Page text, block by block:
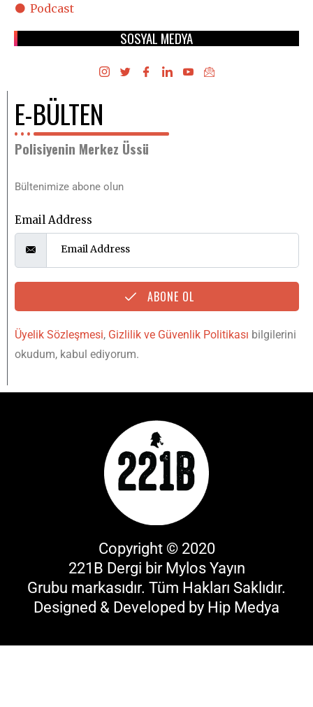
Podcast
SOSYAL MEDYA
E-BÜLTEN
Polisiyenin Merkez Üssü
Bültenimize abone olun
Email Address
ABONE OL
Üyelik Sözleşmesi, Gizlilik ve Güvenlik Politikası bilgilerini
okudum, kabul ediyorum.
Copyright © 2020
221B Dergi bir Mylos Yayın
Grubu markasıdır. Tüm Hakları Saklıdır.
Designed & Developed by Hip Medya